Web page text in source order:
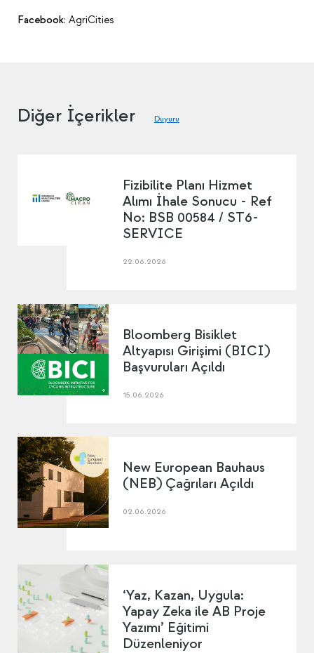
Facebook: AgriCities
Diğer İçerikler Duyuru
Fizibilite Planı Hizmet
Alımı İhale Sonucu - Ref
No: BSB 00584 / ST6-
SERVICE
22.06.2026
Bloomberg Bisiklet
Altyapısı Girişimi (BICI)
Başvuruları Açıldı
15.06.2026
New European Bauhaus
(NEB) Çağrıları Açıldı
02.06.2026
‘Yaz, Kazan, Uygula:
Yapay Zeka ile AB Proje
Yazımı’ Eğitimi
Düzenleniyor